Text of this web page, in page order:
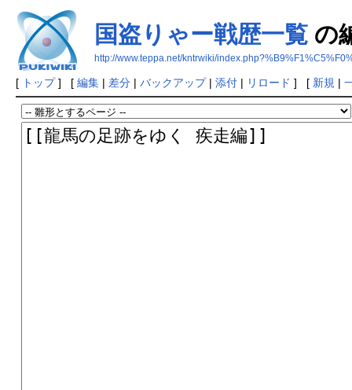
国盗りゃー戦歴一覧の
http://www.teppa.net/kntrwiki/
[ トップ] [ 編集| 差分| バックアップ| 添付| リロード ] [ 新規 |